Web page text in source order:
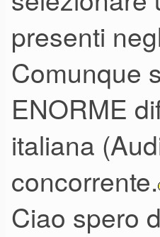
presenti
Comunque
ENORME
italiana
concorrente.
Ciao spero